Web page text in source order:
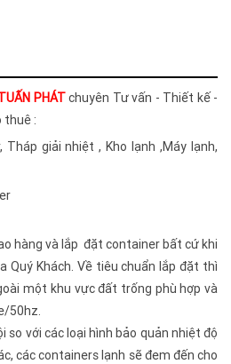
PHÁTchuyên Tư vấn - Thiết kế -
thuê :
Tháp giải nhiệt , Kho lạnh ,Máy lạnh,
hàng và lắp đặt container bất cứ khi
Quý Khách. Về tiêu chuẩn lắp đặt thì
một khu vực đất trống phù hợp và
50hz.
với các loại hình bảo quản nhiệt độ
các containers lạnh sẽ đem đến cho